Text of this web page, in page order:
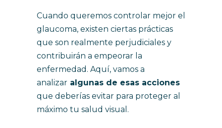
Cuando queremos controlar mejor el
glaucoma, existen ciertas prácticas
que son realmente perjudiciales y
contribuirán a empeorar la
enfermedad. Aquí, vamos a
analizar algunas de esas acciones
que deberías evitar para proteger al
máximo tu salud visual.